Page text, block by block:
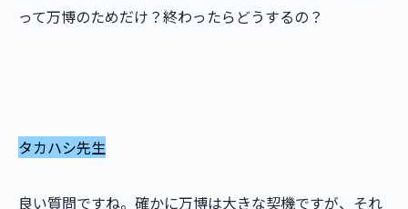
って万博のためだけ？終わったらどうするの？
タカハシ先生
良い質問ですね。確かに万博は大きな契機ですが、それ